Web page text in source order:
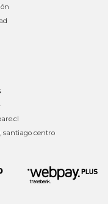
santiago centro